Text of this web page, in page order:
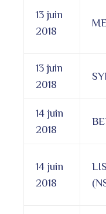
13 juin
2018
13 juin
2018
14 juin
2018
14 juin
2018